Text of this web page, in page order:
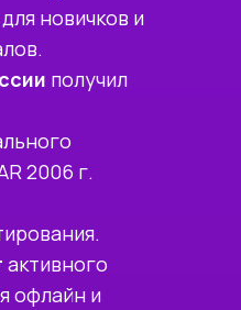
для новичков и
получил
2006 г.
активного
офлайн и